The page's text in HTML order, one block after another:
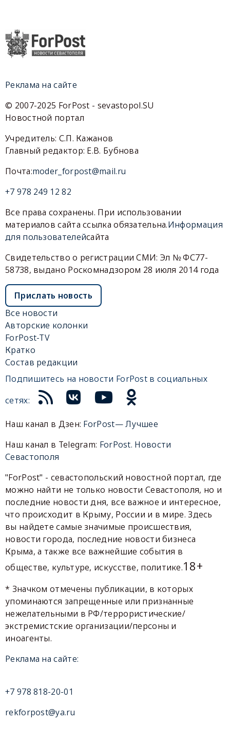
Реклама на сайте
© 2007-2025 ForPost - sevastopol.SU
Новостной портал
Учредитель: С.П. Кажанов
Главный редактор: Е.В. Бубнова
Почта:moder_forpost@mail.ru
+7 978 249 12 82
Все права сохранены. При использовании
материалов сайта ссылка обязательна.Информация
для пользователейсайта
Свидетельство о регистрации СМИ: Эл № ФС77-
58738, выдано Роскомнадзором 28 июля 2014 года
Прислать новость
Все новости
Авторские колонки
ForPost-TV
Кратко
Состав редакции
Подпишитесь на новости ForPost в социальных
сетях:
Наш канал в Дзен: ForPost— Лучшее
Наш канал в Telegram: ForPost. Новости
Севастополя
"ForPost" - севастопольский новостной портал, где
можно найти не только новости Севастополя, но и
последние новости дня, все важное и интересное,
что происходит в Крыму, России и в мире. Здесь
вы найдете самые значимые происшествия,
новости города, последние новости бизнеса
Крыма, а также все важнейшие события в
обществе, культуре, искусстве, политике.18+
* Значком отмечены публикации, в которых
упоминаются запрещенные или признанные
нежелательными в РФ/террористические/
экстремистские организации/персоны и
иноагенты.
Реклама на сайте:
+7 978 818-20-01
rekforpost@ya.ru